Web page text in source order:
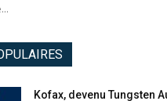
Kofax, devenu Tungsten